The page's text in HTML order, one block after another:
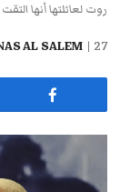
روت لعائلتها أنها
AL SALEM 27 نوفمبر، 2023